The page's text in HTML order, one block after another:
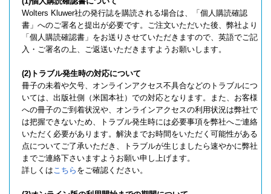
Wolters Kluwer社の発行誌を購読される場合は、「個人購読確認
書」へのご署名と提出が必要です。ご注文いただいた後、弊社より
「個人購読確認書」をお送りさせていただきますので、英語でご記
入・ご署名の上、ご返送いただきますようお願いします。
(2)トラブル発生時の対応について
冊子の未着や欠号、オンラインアクセス不具合などのトラブルにつ
いては、出版社側（米国本社）での対応となります。また、お客様
への冊子のご到着状況や、オンラインアクセスの利用状況は弊社で
は把握できないため、トラブル発生時には必要事項を弊社へご連絡
いただく必要があります。解決までお時間をいただく可能性がある
点についてご了承いただき、トラブルが生じましたら速やかに弊社
までご連絡下さいますようお願い申し上げます。
詳しくはこちら をご確認ください。